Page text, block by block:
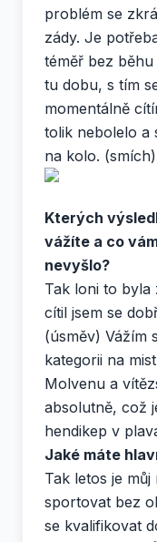
problém se
zády. Je
téměř bez
tu dobu, s tím
momentálně
tolik nebolelo a
na kolo. (smích)
Kterých
vážíte a co
nevyšlo?
Tak loni to byla
cítil jsem se
(úsměv) Vážím
kategorii na
Molvenu a
absolutně, což
hendikep v
Jaké máte
Tak letos je
sportovat bez
se kvalifikovat